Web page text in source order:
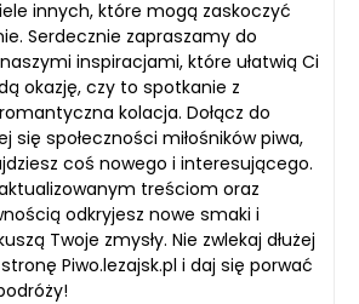
innych, które mogą zaskoczyć
Serdecznie zapraszamy do
inspiracjami, które ułatwią Ci
okazję, czy to spotkanie z
kolacja. Dołącz do
się społeczności miłośników piwa,
coś nowego i interesującego.
treściom oraz
odkryjesz nowe smaki i
Twoje zmysły. Nie zwlekaj dłużej
Piwo.lezajsk.pl i daj się porwać